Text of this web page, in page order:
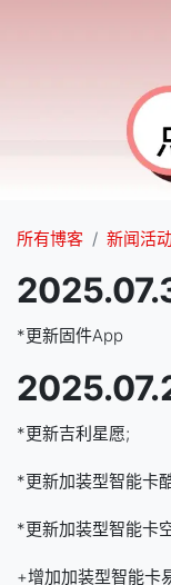
所有博客 新闻活
*更新固件App
*更新吉利星愿;
*更新加装型智能卡
*更新加装型智能卡
+增加加装型智能卡